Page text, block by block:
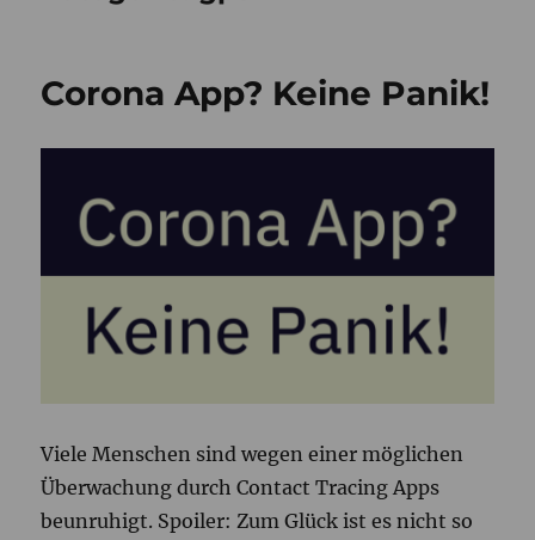
Corona App? Keine Panik!
Viele Menschen sind wegen einer möglichen
Überwachung durch Contact Tracing Apps
beunruhigt. Spoiler: Zum Glück ist es nicht so